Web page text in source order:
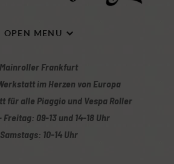
gelangt ihr zur Wegbeschreibung
OPEN MENU
Mainroller Frankfurt
im Herzen von Europa
für alle Piaggio und Vespa Roller
Freitag: 09-13 und 14-18 Uhr
Samstags: 10-14 Uhr